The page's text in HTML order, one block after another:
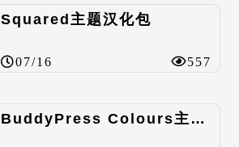
Squared主题汉化包
07/16 557
BuddyPress Colours主题汉化包